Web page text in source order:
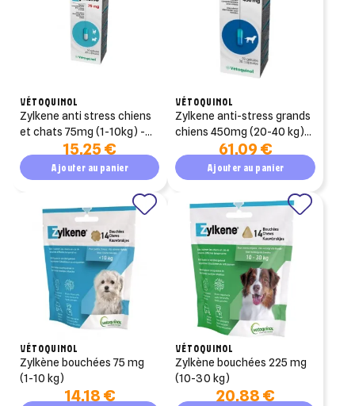
VÉTOQUINOL
zylkene anti stress chiens
et chats 75mg (1-10kg) -
30 gellules pochette
15,25 €
Ajouter au panier
VÉTOQUINOL
zylkene anti-stress grands
chiens 450mg (20-40 kg) -
30 gellules pochette
61,09 €
Ajouter au panier
VÉTOQUINOL
zylkène bouchées 75 mg
(1-10 kg)
14,18 €
VÉTOQUINOL
zylkène bouchées 225 mg
(10-30 kg)
20,88 €